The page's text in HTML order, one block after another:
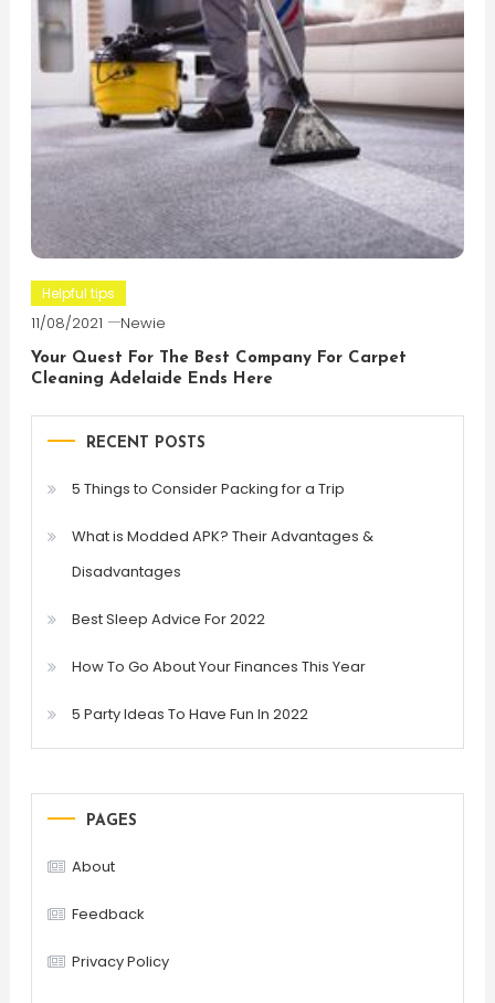
Helpful tips
11/08/2021 Newie
Your Quest For The Best Company For Carpet
Cleaning Adelaide Ends Here
RECENT POSTS
5 Things to Consider Packing for a Trip
What is Modded APK? Their Advantages &
Disadvantages
Best Sleep Advice For 2022
How To Go About Your Finances This Year
5 Party Ideas To Have Fun In 2022
PAGES
About
Feedback
Privacy Policy